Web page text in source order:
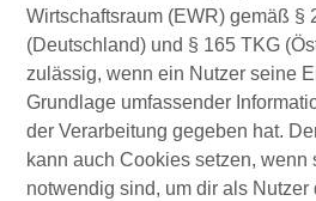
Wirtschaftsraum (EWR) gemäß §
(Deutschland) und § 165 TKG
zulässig, wenn ein Nutzer seine
Grundlage umfassender
der Verarbeitung gegeben hat.
kann auch Cookies setzen, wenn
notwendig sind, um dir als Nutzer